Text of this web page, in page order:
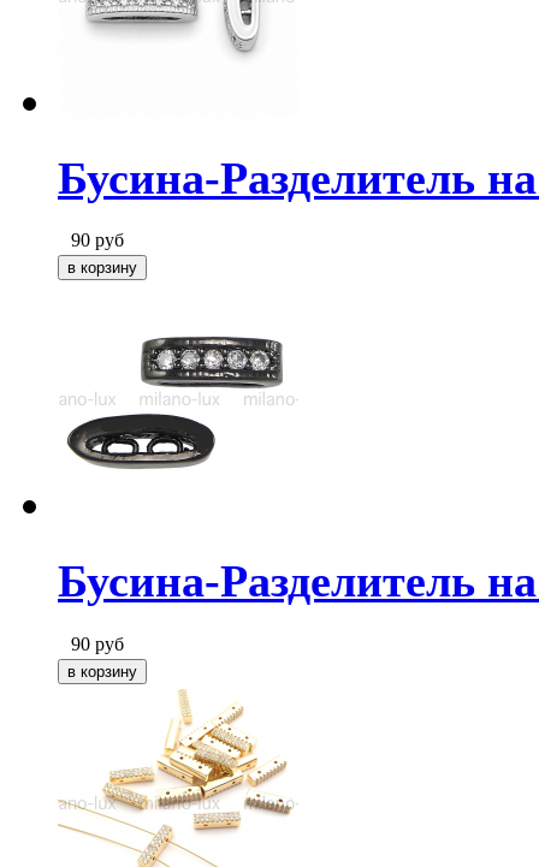
Бусина-Разделитель
90 руб
Бусина-Разделитель
90 руб